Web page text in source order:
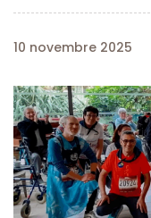
10 novembre 2025